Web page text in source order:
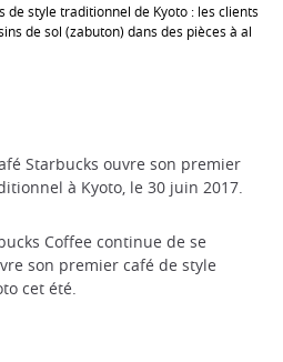
de style traditionnel de Kyoto : les clients
de sol (zabuton) dans des pièces à al
Starbucks ouvre son premier
à Kyoto, le 30 juin 2017.
Coffee continue de se
son premier café de style
cet été.